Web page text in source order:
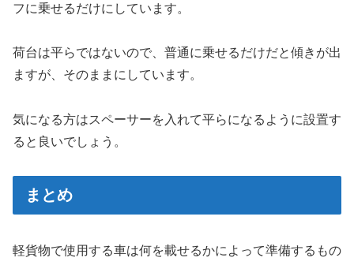
フに乗せるだけにしています。
荷台は平らではないので、普通に乗せるだけだと傾きが出
ますが、そのままにしています。
気になる方はスペーサーを入れて平らになるように設置す
ると良いでしょう。
まとめ
軽貨物で使用する車は何を載せるかによって準備するもの